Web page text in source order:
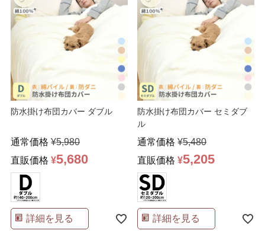
防水掛け布団カバー ダブル
通常価格 ¥5,980
直販価格 ¥5,680
詳細を見る
防水掛け布団カバー セミダブ
ル
通常価格 ¥5,480
直販価格 ¥5,205
詳細を見る